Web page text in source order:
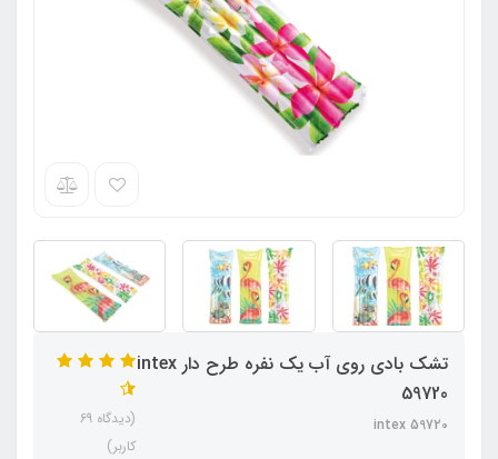
تشک بادی روی آب یک نفره طرح دار intex
59720
intex 59720
(دیدگاه 69
کاربر)